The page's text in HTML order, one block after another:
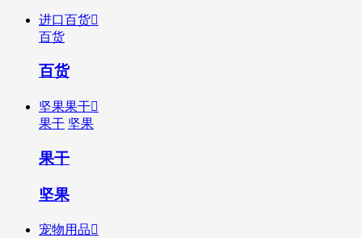
进口百货
百货
百货
坚果果干
果干 坚果
果干
坚果
宠物用品